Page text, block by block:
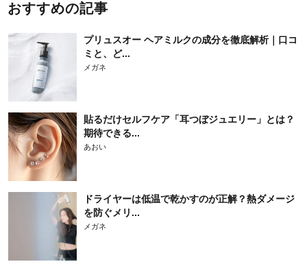
おすすめの記事
プリュスオー ヘアミルクの成分を徹底解析｜口コ
ミと、ど...
メガネ
貼るだけセルフケア「耳つぼジュエリー」とは？
期待できる...
あおい
ドライヤーは低温で乾かすのが正解？熱ダメージ
を防ぐメリ...
メガネ